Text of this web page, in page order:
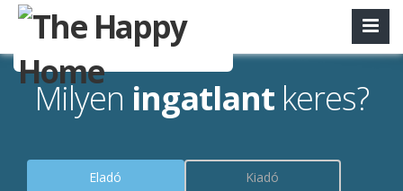
Milyen ingatlant keres?
Eladó
Kiadó